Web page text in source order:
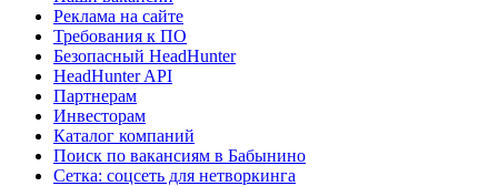
Реклама на сайте
Требования к ПО
Безопасный HeadHunter
HeadHunter API
Партнерам
Инвесторам
Каталог компаний
Поиск по вакансиям в Бабынино
Сетка: соцсеть для нетворкинга